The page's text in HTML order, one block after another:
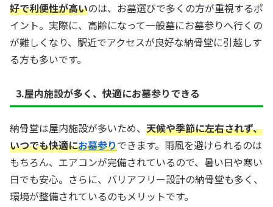
好で利便性が高いのは、お墓選びで多くの方が重視するポ
イント。実際に、高齢になって一般墓にお墓参りへ行くの
が難しくなり、駅近でアクセスが良好な納骨堂に引越しす
る方も多いです。
3.屋内施設が多く、快適にお墓参りできる
納骨堂は屋内施設が多いため、 天候や季節に左右されず、
いつでも快適にお墓参りできます。雨風を避けられるのは
もちろん、エアコンが完備されているので、暑い日や寒い
日でも安心。さらに、バリアフリー設計の納骨堂も多く、
環境が整備されているのもメリットです。